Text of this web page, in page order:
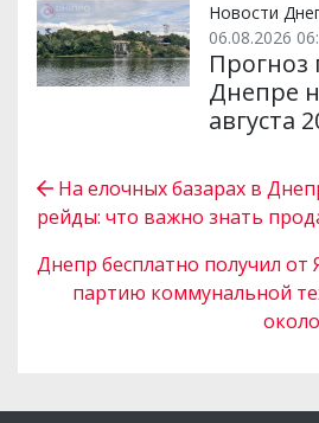
Новости
06.08.2026
Прогноз
Днепре
августа
На елочных базарах в
рейды: что важно знать
Днепр бесплатно получил
партию коммунальной